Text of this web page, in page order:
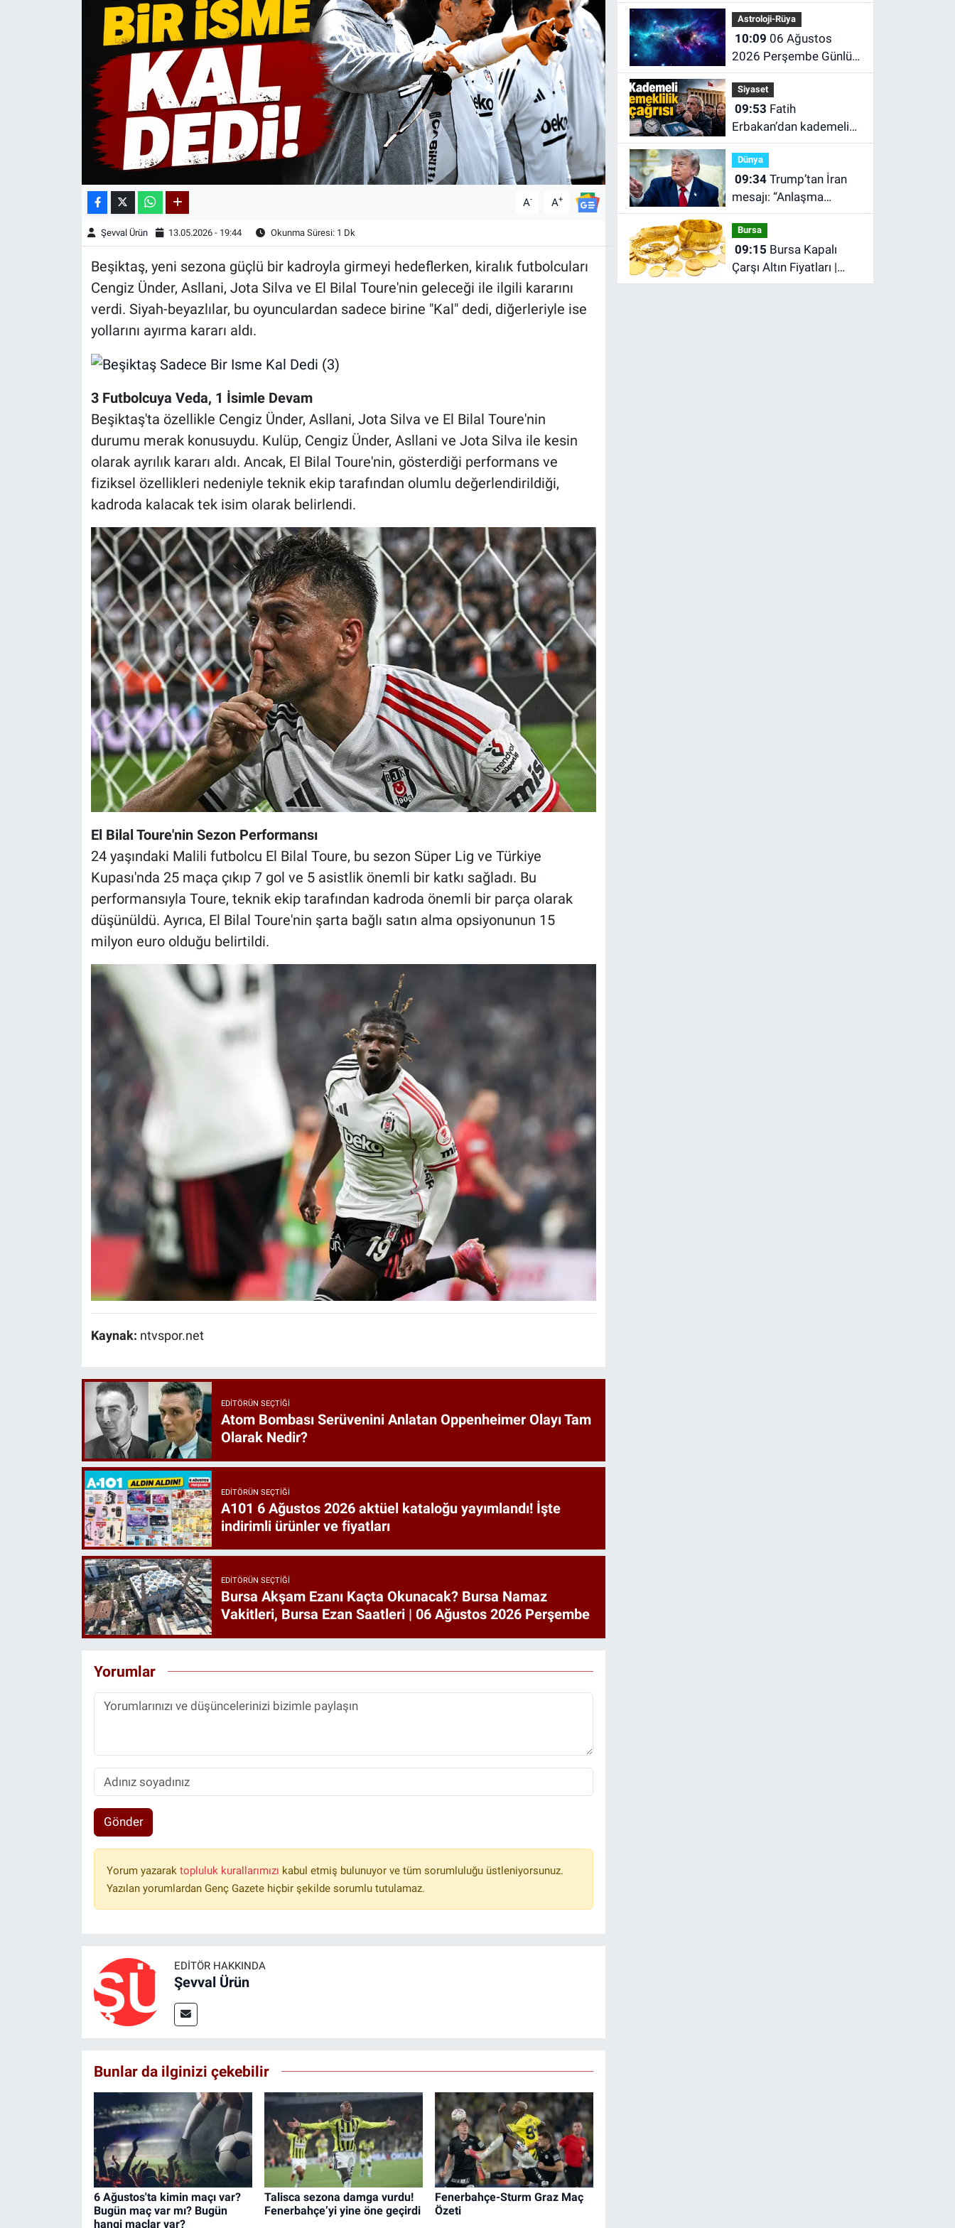
A- A+
Şevval Ürün 13.05.2026 - 19:44 Okunma Süresi: 1 Dk
Beşiktaş, yeni sezona güçlü bir kadroyla girmeyi hedeflerken, kiralık futbolcuları
Cengiz Ünder, Asllani, Jota Silva ve El Bilal Toure'nin geleceği ile ilgili kararını
verdi. Siyah-beyazlılar, bu oyunculardan sadece birine "Kal" dedi, diğerleriyle ise
yollarını ayırma kararı aldı.
3 Futbolcuya Veda, 1 İsimle Devam
Beşiktaş'ta özellikle Cengiz Ünder, Asllani, Jota Silva ve El Bilal Toure'nin
durumu merak konusuydu. Kulüp, Cengiz Ünder, Asllani ve Jota Silva ile kesin
olarak ayrılık kararı aldı. Ancak, El Bilal Toure'nin, gösterdiği performans ve
fiziksel özellikleri nedeniyle teknik ekip tarafından olumlu değerlendirildiği,
kadroda kalacak tek isim olarak belirlendi.
El Bilal Toure'nin Sezon Performansı
24 yaşındaki Malili futbolcu El Bilal Toure, bu sezon Süper Lig ve Türkiye
Kupası'nda 25 maça çıkıp 7 gol ve 5 asistlik önemli bir katkı sağladı. Bu
performansıyla Toure, teknik ekip tarafından kadroda önemli bir parça olarak
düşünüldü. Ayrıca, El Bilal Toure'nin şarta bağlı satın alma opsiyonunun 15
milyon euro olduğu belirtildi.
Kaynak: ntvspor.net
EDITÖRÜN SEÇTIĞI
Atom Bombası Serüvenini Anlatan Oppenheimer Olayı Tam
Olarak Nedir?
EDITÖRÜN SEÇTIĞI
A101 6 Ağustos 2026 aktüel kataloğu yayımlandı! İşte
indirimli ürünler ve fiyatları
EDITÖRÜN SEÇTIĞI
Bursa Akşam Ezanı Kaçta Okunacak? Bursa Namaz
Vakitleri, Bursa Ezan Saatleri | 06 Ağustos 2026 Perşembe
Yorumlar
Gönder
Yorum yazarak topluluk kurallarımızı kabul etmiş bulunuyor ve tüm sorumluluğu üstleniyorsunuz.
Yazılan yorumlardan Genç Gazete hiçbir şekilde sorumlu tutulamaz.
EDITÖR HAKKINDA
Şevval Ürün
Bunlar da ilginizi çekebilir
6 Ağustos'ta kimin maçı var?
Bugün maç var mı? Bugün
hangi maçlar var?
Talisca sezona damga vurdu!
Fenerbahçe’yi yine öne geçirdi
Fenerbahçe-Sturm Graz Maç
Özeti
gübre maliyetini sıfırladı
Astroloji-Rüya
10:09
2026 Perşembe Günlük
Burç Yorumları, Günlük
Astroloji Rehberi
Siyaset
09:53
Erbakan’dan kademeli
emeklilik çağrısı
Dünya
09:34Trump’tan İran
mesajı: “Anlaşma
yapmayı tercih ederim”
Bursa
09:15
Çarşı Altın Fiyatları |
Bursa'da Çeyrek Altın,
Kadın & Aile
Kültür & Sanat
Astroloji-Rüya